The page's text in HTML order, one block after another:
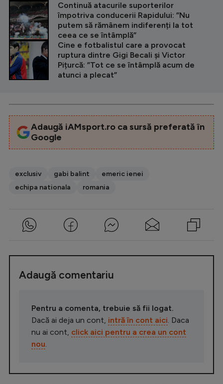
Continuă atacurile suporterilor
împotriva conducerii Rapidului: ”Nu
putem să rămânem indiferenți la tot
ceea ce se întâmplă”
Cine e fotbalistul care a provocat
ruptura dintre Gigi Becali și Victor
Pițurcă: ”Tot ce se întâmplă acum de
atunci a plecat”
Adaugă iAMsport.ro ca sursă preferată în
Google
exclusiv gabi balint
emeric ienei
echipa nationala
romania
Adaugă comentariu
Pentru a comenta, trebuie să fii logat.
Dacă ai deja un cont, intră în cont aici. Daca
nu ai cont, click aici pentru a crea un cont
nou.